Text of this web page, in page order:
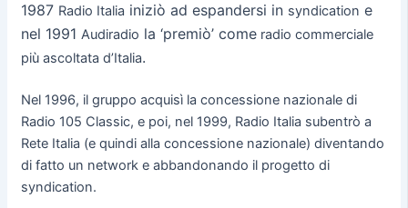
1987 Radio Italia iniziò ad espandersi in syndication e
nel 1991 Audiradio la ‘premiò’ comeradio commerciale
più ascoltata d’Italia.
Nel 1996, il gruppo acquisì la concessione nazionale di
Radio 105 Classic, e poi, nel 1999, Radio Italia subentrò a
Rete Italia (e quindi alla concessione nazionale) diventando
di fatto un network e abbandonando il progetto di
syndication.